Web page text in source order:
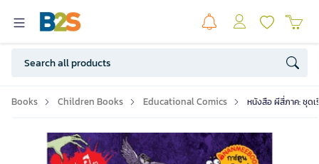
Books Children Books Educational Comics หนังสือ ผีสี่ภาค: ชุด